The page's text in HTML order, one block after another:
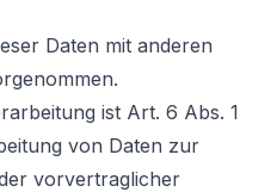
Daten mit anderen
ist Art. 6 Abs. 1
von Daten zur
vorvertraglicher